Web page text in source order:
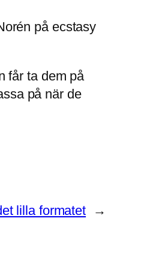
på ecstasy
får ta dem på
på när de
lilla formatet →